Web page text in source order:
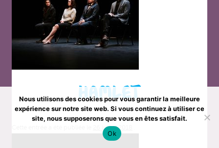
HAMLET
26 juillet 2018
Nous utilisons des cookies pour vous garantir la meilleure
expérience sur notre site web. Si vous continuez à utiliser ce
site, nous supposerons que vous en êtes satisfait.
Ok